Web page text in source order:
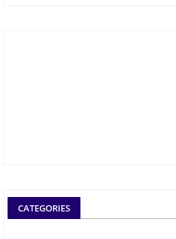
CATEGORIES